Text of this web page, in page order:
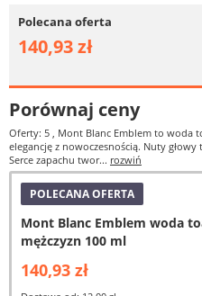
Polecana oferta
140,93 zł
Porównaj ceny
Oferty: 5 , Mont Blanc Emblem to woda
elegancję z nowoczesnością. Nuty
Serce zapachu twor... rozwiń
POLECANA OFERTA
Mont Blanc Emblem woda
mężczyzn 100 ml
140,93 zł